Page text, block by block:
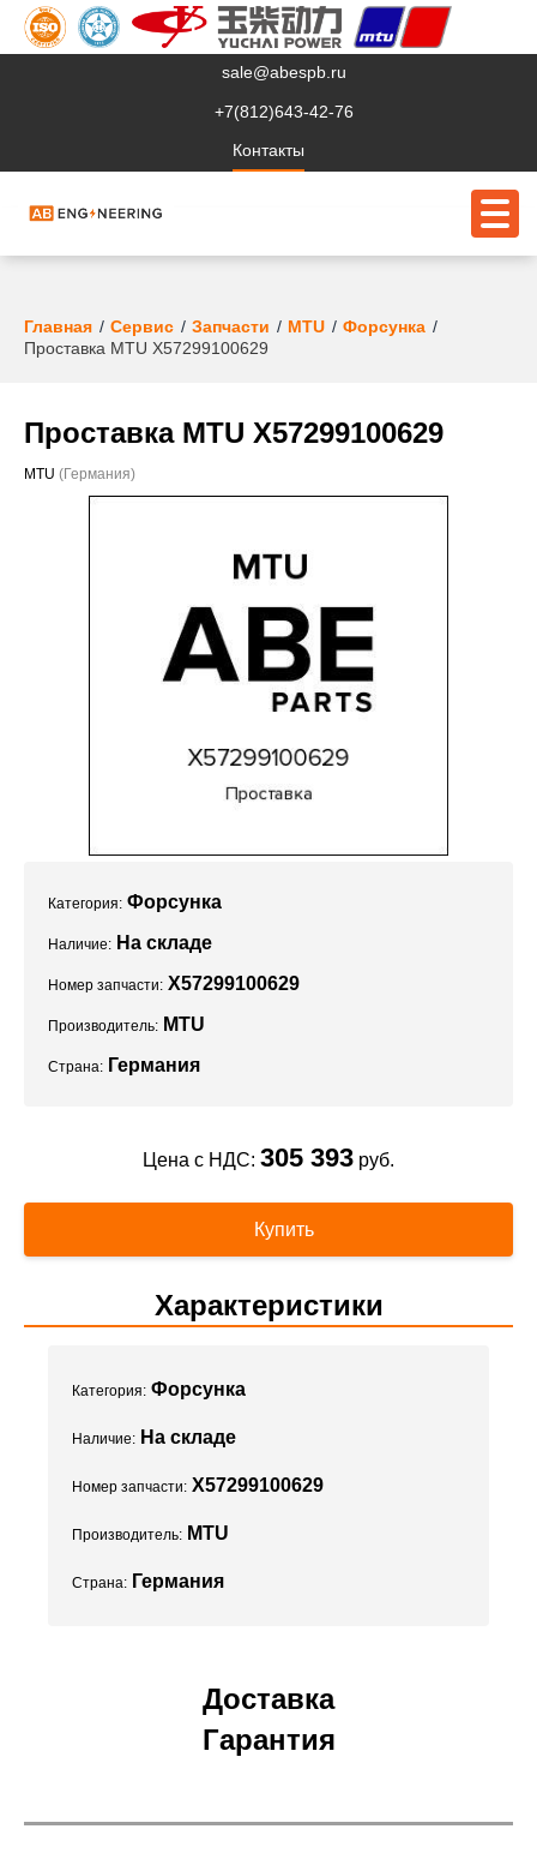
sale@abespb.ru
+7(812)643-42-76
Контакты
О компании
Проекты
Главная Сервис Запчасти MTU
Форсунка
Проставка MTU X57299100629
Проставка MTU X57299100629
MTU (Германия)
Категория: Форсунка
Наличие: На складе
Номер запчасти: X57299100629
Производитель: MTU
Страна: Германия
Цена с НДС: 305 393 руб.
Купить
Характеристики
Категория: Форсунка
Наличие: На складе
Номер запчасти: X57299100629
Производитель: MTU
Страна: Германия
Доставка
Гарантия